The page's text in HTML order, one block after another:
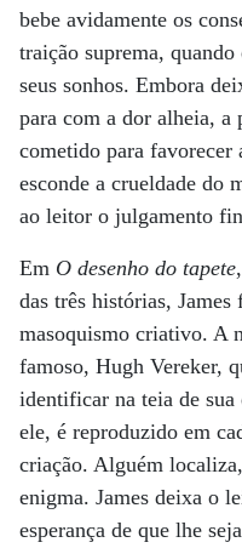
bebe avidamente os
traição suprema,
seus sonhos. Embora
para com a dor alheia, a
cometido para favorecer
esconde a crueldade do
ao leitor o julgamento
Em O desenho do tapete
das três histórias,
masoquismo criativo. A
famoso, Hugh Vereker,
identificar na teia de
ele, é reproduzido em
criação. Alguém
enigma. James deixa o
esperança de que lhe